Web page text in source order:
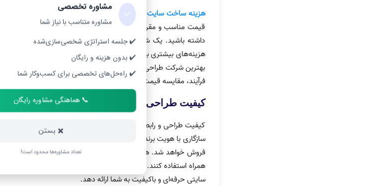
مشاوره تخصصی
مشاوره متناسب با نیاز شما
✔️ جلسه استراتژی شخصی‌سازی‌شده
✔️ بدون هزینه و رایگان
✔️ راه‌حل‌های تخصصی برای کسب‌وکار شما
📞 هماهنگی مشاوره رایگان
✖️ بستن
تعداد مشاوره‌ها محدود است!
هزینه ساخت سایت فروشگاهی یکی از نکات قابل توجه در انتخاب
قیمت مناسب و مقرون به صرفه برای خدمات طراحی سایت اهمیت
داشته باشید. یک شرکت بسیار ارزان قیمت ممکن است به شما
هزینه‌های بیشتری بدون ارائه مزایای بسیار بالا برای شما به همراه
بهترین شرکت طراحی سایت فروشگاهی باید مطمئن شوید که قیمت
فرآیند، مقایسه قیمت‌ها و خدمات مختلف شرکت‌ها می‌تواند به شما
کیفیت طراحی سایت فروشگاهی و رابط کاربری
کیفیت طراحی و رابط کاربری یکی از نکات قابل توجه در انتخاب
سازگاری با هویت برند، استفاده از رنگ‌ها و فونت‌های مناسب و
فروش خواهد شد. همچنین، باید به سازگاری طراحی و رابط کاربری با
همراه استفاده کنند. برای انتخاب بهترین شرکت طراحی سایت
سایتی حرفه‌ای و باکیفیت به شما ارائه دهد.